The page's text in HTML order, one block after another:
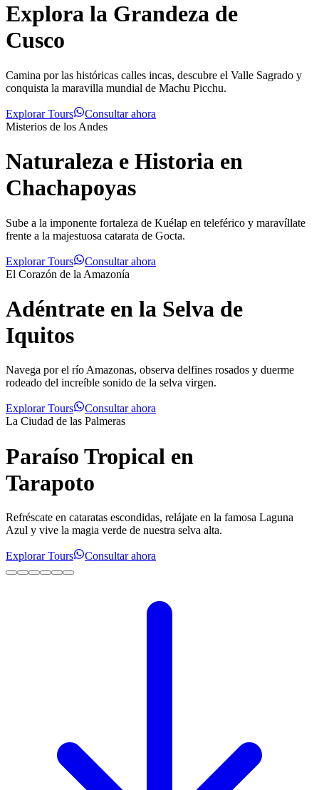
Explora la Grandeza de
Cusco
Camina por las históricas calles incas, descubre el Valle Sagrado y
conquista la maravilla mundial de Machu Picchu.
Explorar Tours
Consultar ahora
Misterios de los Andes
Naturaleza e Historia en
Chachapoyas
Sube a la imponente fortaleza de Kuélap en teleférico y maravíllate
frente a la majestuosa catarata de Gocta.
Explorar Tours
Consultar ahora
El Corazón de la Amazonía
Adéntrate en la Selva de
Iquitos
Navega por el río Amazonas, observa delfines rosados y duerme
rodeado del increíble sonido de la selva virgen.
Explorar Tours
Consultar ahora
La Ciudad de las Palmeras
Paraíso Tropical en
Tarapoto
Refréscate en cataratas escondidas, relájate en la famosa Laguna
Azul y vive la magia verde de nuestra selva alta.
Explorar Tours Consultar ahora